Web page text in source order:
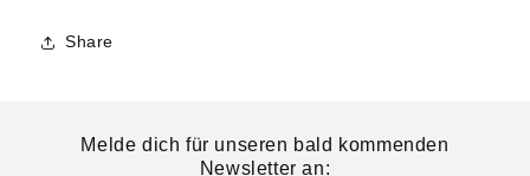
Share
Melde dich für unseren bald kommenden
Newsletter an: